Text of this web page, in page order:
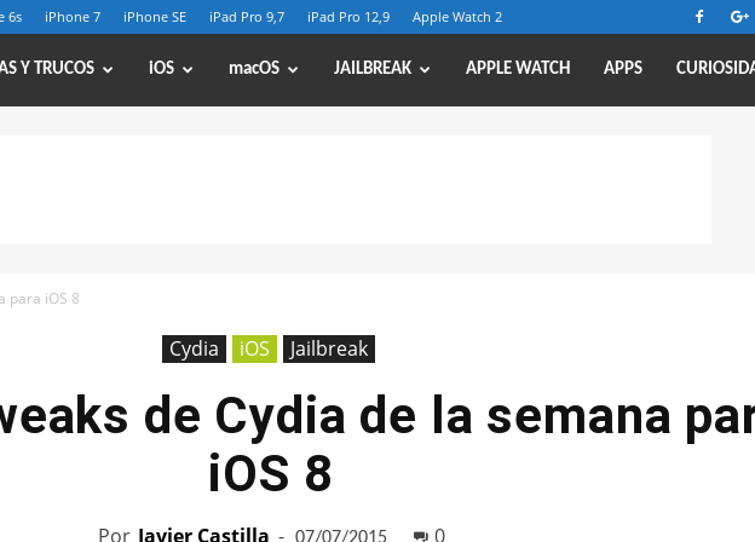
6s iPhone 7 iPhone SE iPad Pro 9,7 iPad Pro 12,9 Apple Watch 2
Y TRUCOS iOS macOS JAILBREAK APPLE WATCH APPS
para iOS 8
Cydia iOS Jailbreak
de Cydia de la semana
iOS 8
Por Javier Castilla - 0